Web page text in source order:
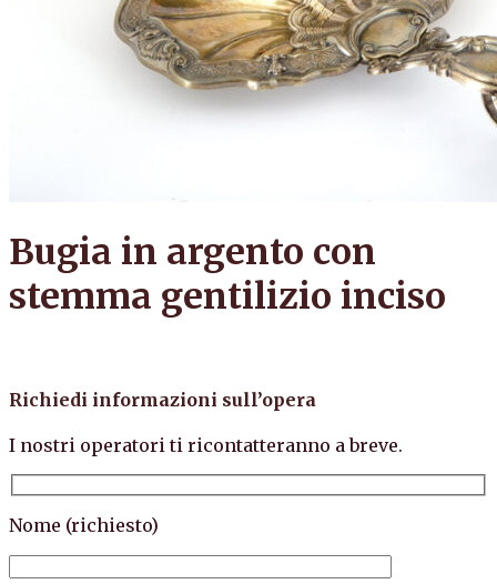
Bugia in argento con
stemma gentilizio inciso
Richiedi informazioni sull’opera
I nostri operatori ti ricontatteranno a breve.
Nome (richiesto)